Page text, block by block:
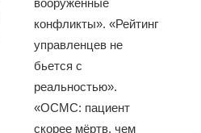
конфликты». «Рейтинг
управленцев не
бьется с
реальностью».
«ОСМС: пациент
скорее мёртв, чем